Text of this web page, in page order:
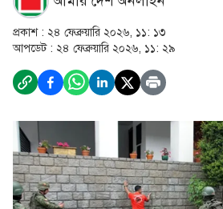
প্রকাশ : ২৪ ফেব্রুয়ারি ২০২৬, ১১: ১৩
আপডেট : ২৪ ফেব্রুয়ারি ২০২৬, ১১: ২৯